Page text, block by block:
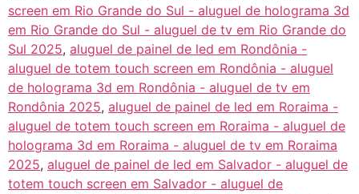
screen em Rio Grande do Sul - aluguel de holograma 3d
em Rio Grande do Sul - aluguel de tv em Rio Grande do
Sul 2025, aluguel de painel de led em Rondônia -
aluguel de totem touch screen em Rondônia - aluguel
de holograma 3d em Rondônia - aluguel de tv em
Rondônia 2025, aluguel de painel de led em Roraima -
aluguel de totem touch screen em Roraima - aluguel de
holograma 3d em Roraima - aluguel de tv em Roraima
2025, aluguel de painel de led em Salvador - aluguel de
totem touch screen em Salvador - aluguel de